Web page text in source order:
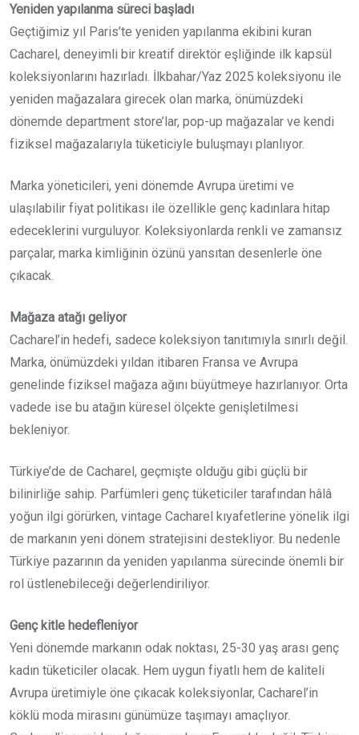
Yeniden yapılanma süreci başladı
Geçtiğimiz yıl Paris’te yeniden yapılanma ekibini kuran
Cacharel, deneyimli bir kreatif direktör eşliğinde ilk kapsül
koleksiyonlarını hazırladı. İlkbahar/Yaz 2025 koleksiyonu ile
yeniden mağazalara girecek olan marka, önümüzdeki
dönemde department store’lar, pop-up mağazalar ve kendi
fiziksel mağazalarıyla tüketiciyle buluşmayı planlıyor.
Marka yöneticileri, yeni dönemde Avrupa üretimi ve
ulaşılabilir fiyat politikası ile özellikle genç kadınlara hitap
edeceklerini vurguluyor. Koleksiyonlarda renkli ve zamansız
parçalar, marka kimliğinin özünü yansıtan desenlerle öne
çıkacak.
Mağaza atağı geliyor
Cacharel’in hedefi, sadece koleksiyon tanıtımıyla sınırlı değil.
Marka, önümüzdeki yıldan itibaren Fransa ve Avrupa
genelinde fiziksel mağaza ağını büyütmeye hazırlanıyor. Orta
vadede ise bu atağın küresel ölçekte genişletilmesi
bekleniyor.
Türkiye’de de Cacharel, geçmişte olduğu gibi güçlü bir
bilinirliğe sahip. Parfümleri genç tüketiciler tarafından hâlâ
yoğun ilgi görürken, vintage Cacharel kıyafetlerine yönelik ilgi
de markanın yeni dönem stratejisini destekliyor. Bu nedenle
Türkiye pazarının da yeniden yapılanma sürecinde önemli bir
rol üstlenebileceği değerlendiriliyor.
Genç kitle hedefleniyor
Yeni dönemde markanın odak noktası, 25-30 yaş arası genç
kadın tüketiciler olacak. Hem uygun fiyatlı hem de kaliteli
Avrupa üretimiyle öne çıkacak koleksiyonlar, Cacharel’in
köklü moda mirasını günümüze taşımayı amaçlıyor.